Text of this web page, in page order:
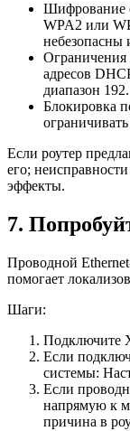
Шифрование
WPA2 или
небезопасны
Ограничения
адресов
диапазон
Блокировка
Если роутер
его;
эффекты.
7.
Проводной
помогает
Шаги:
Подключите
Если
системы:
Если
напрямую к
причина в